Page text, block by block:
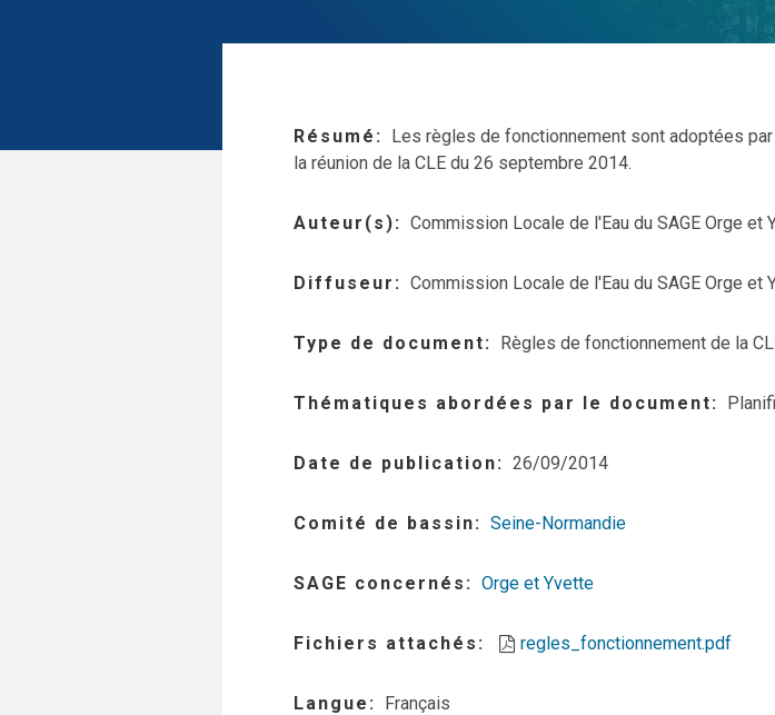
Résumé
Les règles de fonctionnement sont adoptées
la réunion de la CLE du 26 septembre 2014.
Auteur(s) Commission Locale de l'Eau du SAGE Orge et
Diffuseur Commission Locale de l'Eau du SAGE Orge et
Type de document Règles de fonctionnement de la
Thématiques abordées par le document
Date de publication 26/09/2014
Comité de bassin Seine-Normandie
SAGE concernés Orge et Yvette
Fichiers attachés regles_fonctionnement.pdf
Langue Français